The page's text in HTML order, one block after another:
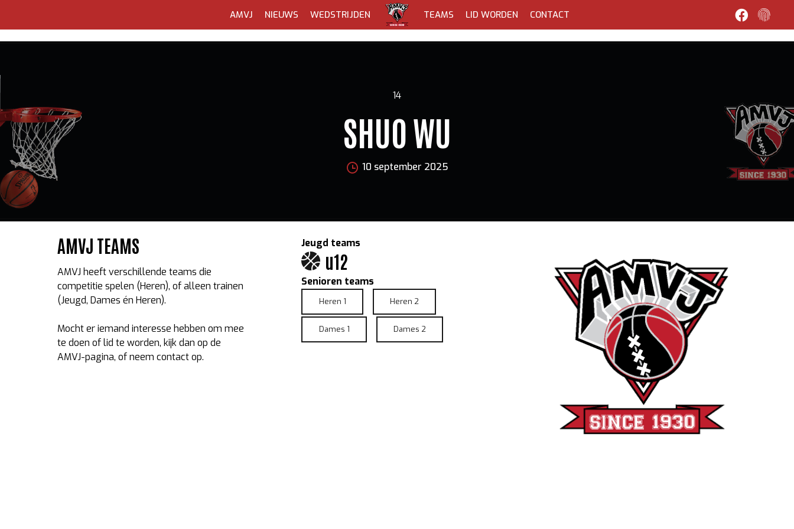
content
AMVJ NIEUWS WEDSTRIJDEN TEAMS LID WORDEN CONTACT
14
SHUO WU
10 september 2025
AMVJ TEAMS
AMVJ heeft verschillende teams die
competitie spelen (Heren), of alleen trainen
(Jeugd, Dames én Heren).
Mocht er iemand interesse hebben om mee
te doen of lid te worden, kijk dan op de
AMVJ-pagina, of neem contact op.
Jeugd teams
u12
Senioren teams
Heren 1 Heren 2
Dames 1 Dames 2